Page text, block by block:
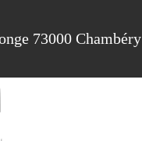
73000 Chambéry